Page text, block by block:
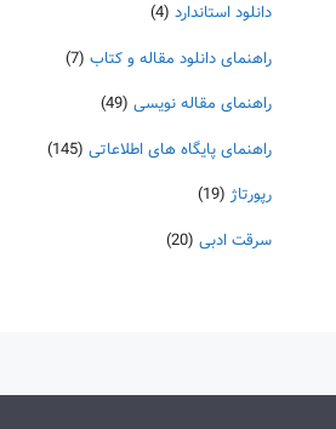
دانلود استاندارد (4)
راهنمای دانلود مقاله و کتاب (7)
راهنمای مقاله نویسی (49)
راهنمای پایگاه های اطلاعاتی (145)
رپورتاژ (19)
سرقت ادبی (20)